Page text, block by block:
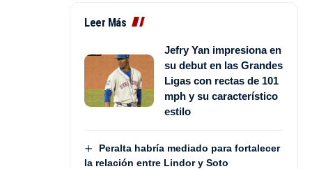
Leer Más
Jefry Yan impresiona en
su debut en las Grandes
Ligas con rectas de 101
mph y su característico
estilo
Peralta habría mediado para fortalecer
la relación entre Lindor y Soto